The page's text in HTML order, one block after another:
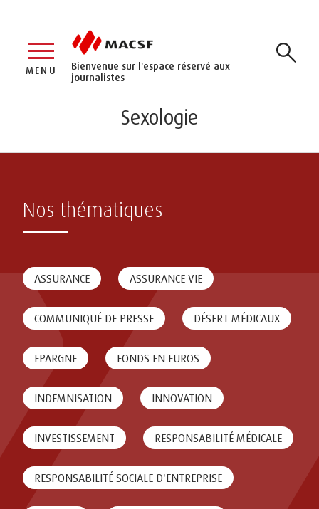
Bienvenue sur l'espace réservé aux
journalistes
MENU
Sexologie
Nos thématiques
ASSURANCE ASSURANCE VIE
COMMUNIQUÉ DE PRESSE DÉSERT MÉDICAUX
EPARGNE FONDS EN EUROS
INDEMNISATION INNOVATION
INVESTISSEMENT RESPONSABILITÉ MÉDICALE
RESPONSABILITÉ SOCIALE D'ENTREPRISE